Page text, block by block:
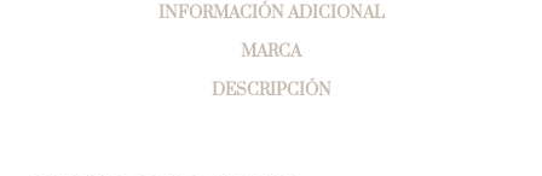
INFORMACIÓN ADICIONAL
MARCA
DESCRIPCIÓN